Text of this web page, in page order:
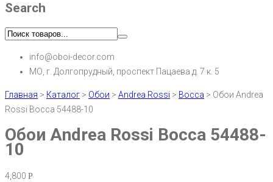
Search
info@oboi-decor.com
МО, г. Долгопрудный, проспект Пацаева д. 7 к. 5
Главная > Каталог > Обои > Andrea Rossi > Bocca > Обои Andrea
Rossi Bocca 54488-10
Обои Andrea Rossi Bocca 54488-
10
4,800 Р